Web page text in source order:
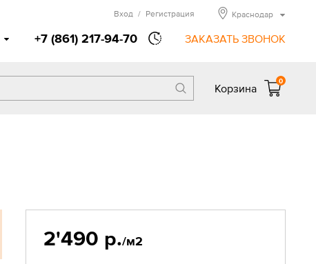
+7 (861) 217-94-70 ЗАКАЗАТЬ ЗВОНОК
Вход / Регистрация Краснодар
Корзина
0
2'490 р./м2